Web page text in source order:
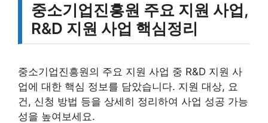
중소기업진흥원 주요 지원 사업,
R&D 지원 사업 핵심정리
중소기업진흥원의 주요 지원 사업 중 R&D 지원 사
업에 대한 핵심 정보를 담았습니다. 지원 대상, 요
건, 신청 방법 등을 상세히 정리하여 사업 성공 가능
성을 높여보세요.